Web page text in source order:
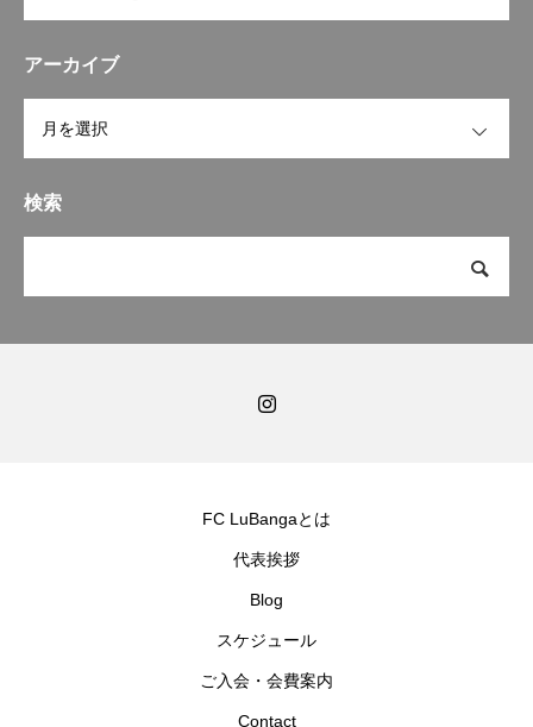
アーカイブ
検索
FC LuBangaとは
代表挨拶
Blog
スケジュール
ご入会・会費案内
Contact